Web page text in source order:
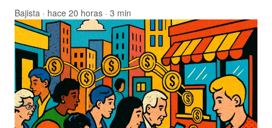
Bajista · hace 20 horas · 3 min